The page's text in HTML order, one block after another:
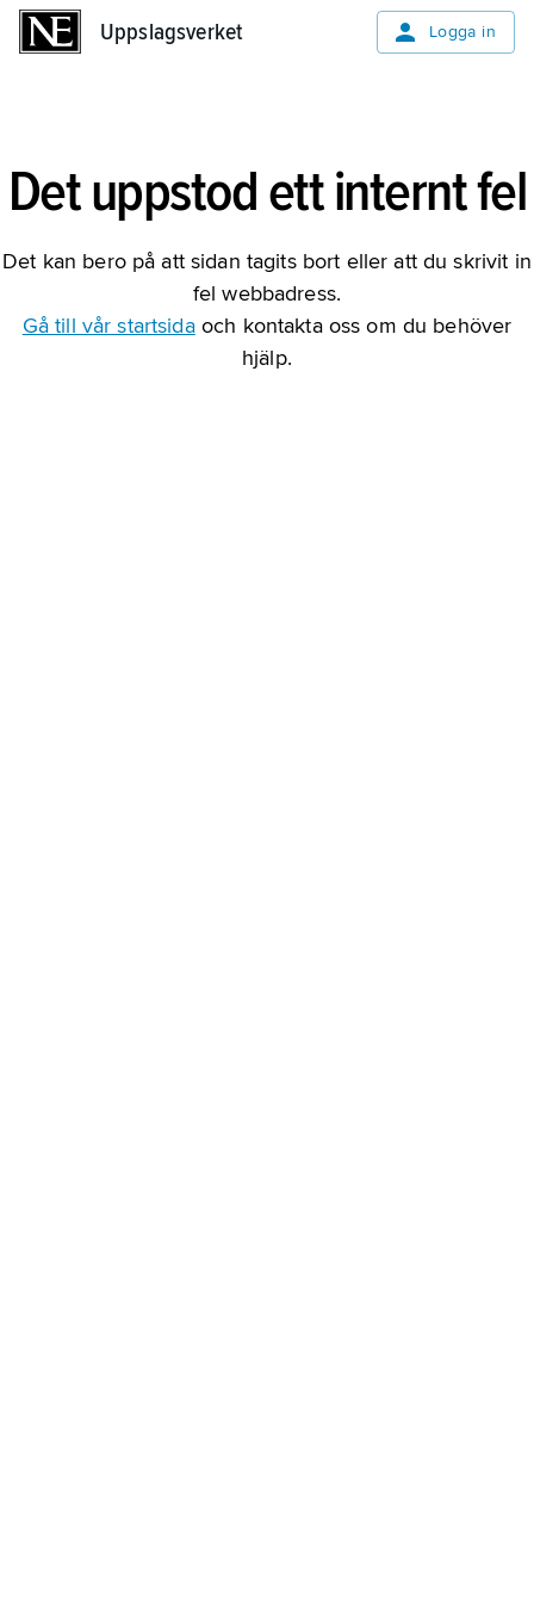
Uppslagsverket Logga in
Det uppstod ett internt fel
Det kan bero på att sidan tagits bort eller att du skrivit in
fel webbadress.
Gå till vår startsidaoch kontakta oss om du behöver
hjälp.